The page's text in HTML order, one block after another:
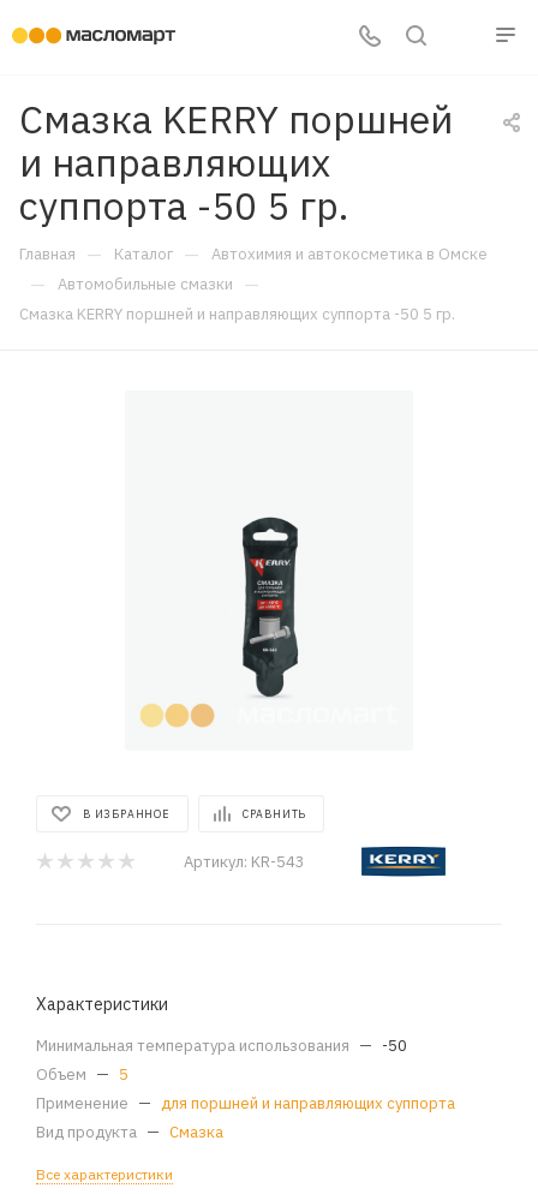
Смазка KERRY поршней
и направляющих
суппорта -50 5 гр.
Главная — Каталог — Автохимия и автокосметика в Омске
— Автомобильные смазки —
Смазка KERRY поршней и направляющих суппорта -50 5 гр.
В ИЗБРАННОЕ СРАВНИТЬ
Артикул: KR-543
Характеристики
Минимальная температура использования — -50
Объем — 5
Применение — для поршней и направляющих суппорта
Вид продукта — Смазка
Все характеристики